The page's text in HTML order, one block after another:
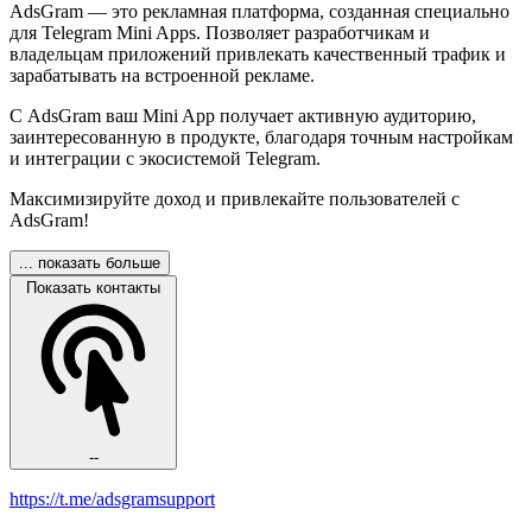
AdsGram — это рекламная платформа, созданная специально
для Telegram Mini Apps. Позволяет разработчикам и
владельцам приложений привлекать качественный трафик и
зарабатывать на встроенной рекламе.
С AdsGram ваш Mini App получает активную аудиторию,
заинтересованную в продукте, благодаря точным настройкам
и интеграции с экосистемой Telegram.
Максимизируйте доход и привлекайте пользователей с
AdsGram!
... показать больше
Показать контакты
--
https://t.me/adsgramsupport